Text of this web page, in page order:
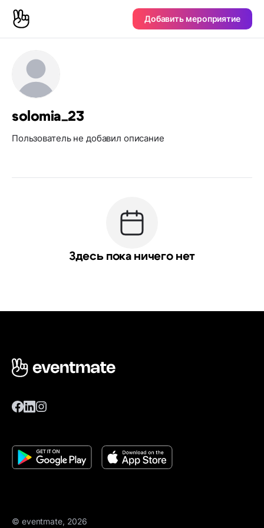
Добавить мероприятие
solomia_23
Пользователь не добавил описание
Здесь пока ничего нет
© eventmate, 2026